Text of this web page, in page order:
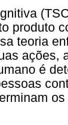
produto
teoria
ações,
é